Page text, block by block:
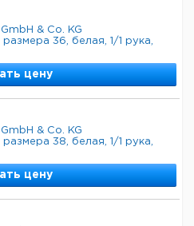
& Co. KG
36, белая, 1/1 рука,
цену
& Co. KG
38, белая, 1/1 рука,
цену